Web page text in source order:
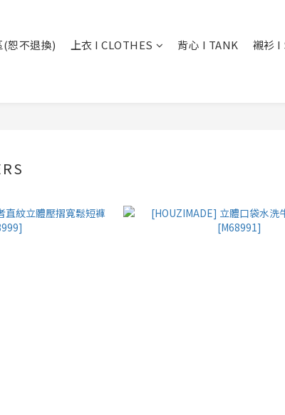
(恕不退換) 上衣 I CLOTHES 背心 I TANK 襯衫 I